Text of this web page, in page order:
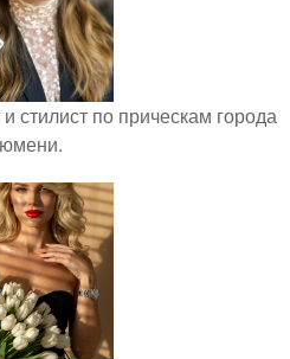
стилист по прическам города